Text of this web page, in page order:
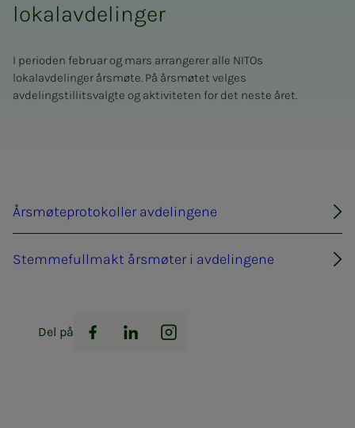
lokalavdelinger
I perioden februar og mars arrangerer alle NITOs
lokalavdelinger årsmøte. På årsmøtet velges
avdelingstillitsvalgte og aktiviteten for det neste året.
Årsmøteprotokoller avdelingene
Stemmefullmakt årsmøter i avdelingene
Del på
Facebook
LinkedInInstagram